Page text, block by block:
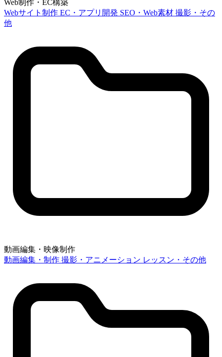
Web制作・EC構築
Webサイト制作 EC・アプリ開発 SEO・Web素材 撮影・その
他
動画編集・映像制作
動画編集・制作 撮影・アニメーション レッスン・その他